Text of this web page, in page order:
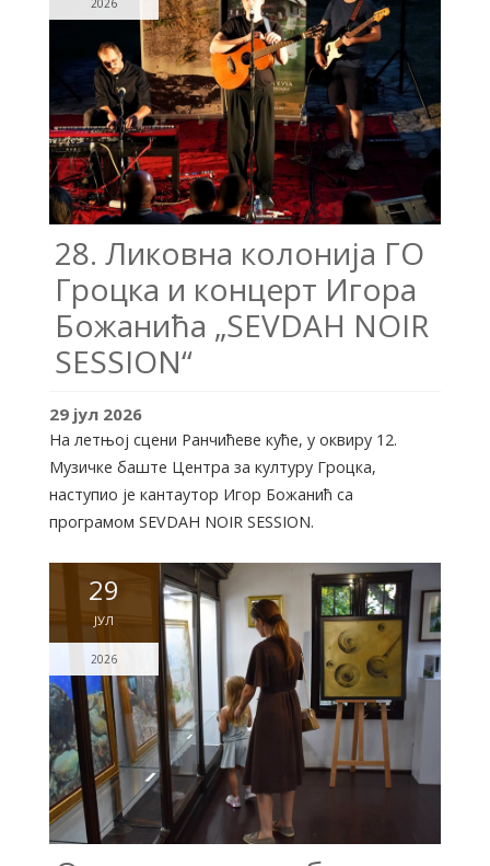
2026
28. Ликовна колонија ГО
Гроцка и концерт Игора
Божанића „SEVDAH NOIR
SESSION“
29 јул 2026
На летњој сцени Ранчићеве куће, у оквиру 12.
Музичке баште Центра за културу Гроцка,
наступио је кантаутор Игор Божанић са
програмом SEVDAH NOIR SESSION.
29
ЈУЛ
2026